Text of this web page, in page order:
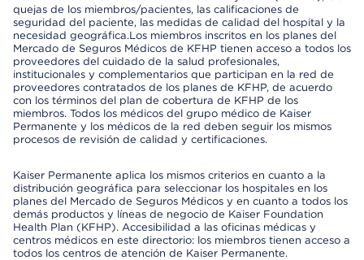
quejas de los miembros/pacientes, las calificaciones de
seguridad del paciente, las medidas de calidad del hospital y la
necesidad geográfica.Los miembros inscritos en los planes del
Mercado de Seguros Médicos de KFHP tienen acceso a todos los
proveedores del cuidado de la salud profesionales,
institucionales y complementarios que participan en la red de
proveedores contratados de los planes de KFHP, de acuerdo
con los términos del plan de cobertura de KFHP de los
miembros. Todos los médicos del grupo médico de Kaiser
Permanente y los médicos de la red deben seguir los mismos
procesos de revisión de calidad y certificaciones.
Kaiser Permanente aplica los mismos criterios en cuanto a la
distribución geográfica para seleccionar los hospitales en los
planes del Mercado de Seguros Médicos y en cuanto a todos los
demás productos y líneas de negocio de Kaiser Foundation
Health Plan (KFHP). Accesibilidad a las oficinas médicas y
centros médicos en este directorio: los miembros tienen acceso a
todos los centros de atención de Kaiser Permanente.